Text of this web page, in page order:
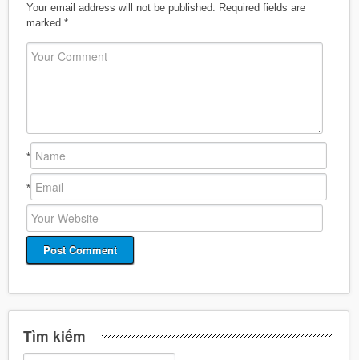
Your email address will not be published.
Required fields are
marked *
*
*
Tìm kiếm